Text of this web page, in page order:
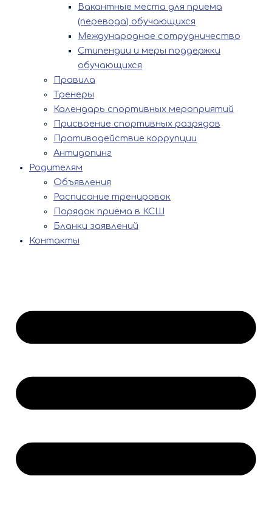
Вакантные места для приема
(перевода) обучающихся
Международное сотрудничество
Стипендии и меры поддержки
обучающихся
Правила
Тренеры
Календарь спортивных мероприятий
Присвоение спортивных разрядов
Противодействие коррупции
Антидопинг
Родителям
Объявления
Расписание тренировок
Порядок приёма в КСШ
Бланки заявлений
Контакты